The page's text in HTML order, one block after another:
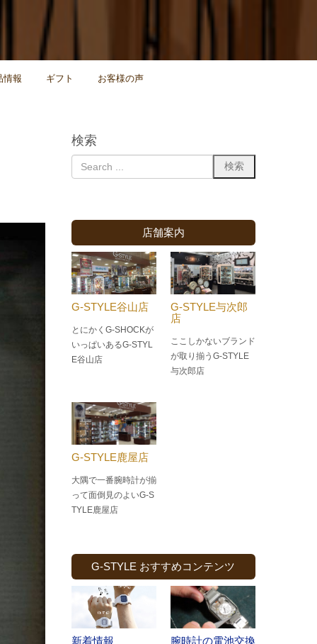
情報 ギフト お客様の声
検索
店舗案内
G-STYLE谷山店
とにかくG-SHOCKが
いっぱいあるG-STYL
E谷山店
G-STYLE与次郎
店
ここしかないブランド
が取り揃うG-STYLE
与次郎店
G-STYLE鹿屋店
大隅で一番腕時計が揃
って面倒見のよいG-S
TYLE鹿屋店
G-STYLE おすすめコンテンツ
新着情報 腕時計の電池交換